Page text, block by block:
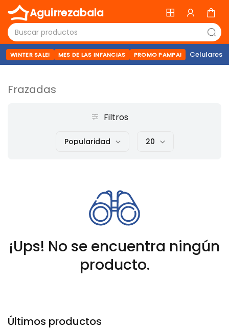
Aguirrezabala
WINTER SALE! MES DE LAS INFANCIAS PROMO PAMPA! Celulares
Últimos productos
Frazadas
Filtros
Popularidad 20
¡Ups! No se encuentra ningún
producto.